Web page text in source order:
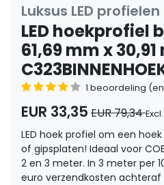
Luksus LED profielen
LED hoekprofiel
61,69 mm x
1 beoordeling
EUR 33,35 EUR 79,34
LED hoek profiel om een
of gipsplaten! Ideaal voor
2 en 3 meter. In 3 meter per
euro verzendkosten